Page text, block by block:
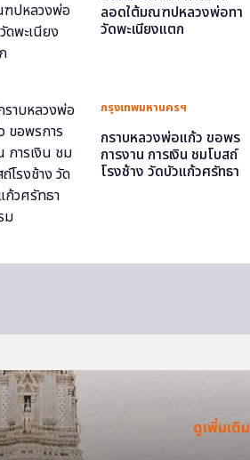
ลอดใต้มณฑปหลวงพ่อทา
วัดพะเนียงแตก
กรุงเทพมหานครฯ
กราบหลวงพ่อแก้ว ขอพร
การงาน การเงิน ชมโบสถ์
โรงช้าง วัดบัวแก้วศรัทธา
ดูเพิ่มเติม